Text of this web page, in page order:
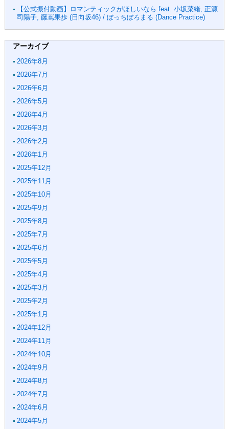
【公式振付動画】ロマンティックがほしいなら feat. 小坂菜緒, 正源
司陽子, 藤嶌果歩 (日向坂46) / ぼっちぼろまる (Dance Practice)
アーカイブ
2026年8月
2026年7月
2026年6月
2026年5月
2026年4月
2026年3月
2026年2月
2026年1月
2025年12月
2025年11月
2025年10月
2025年9月
2025年8月
2025年7月
2025年6月
2025年5月
2025年4月
2025年3月
2025年2月
2025年1月
2024年12月
2024年11月
2024年10月
2024年9月
2024年8月
2024年7月
2024年6月
2024年5月